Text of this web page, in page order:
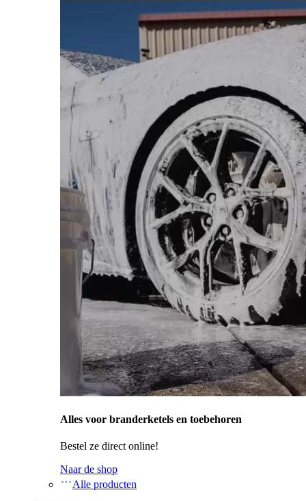
Alles voor branderketels en toebehoren
Bestel ze direct online!
Naar de shop
Alle producten